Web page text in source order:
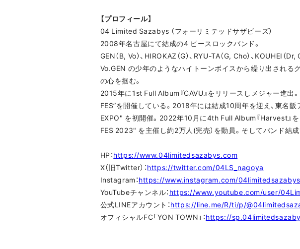
【プロフィール】
04 Limited Sazabys （フォーリミテッドサザビーズ）
2008年名古屋にて結成の4 ピースロックバンド。
GEN（B, Vo）、HIROKAZ（G）、RYU-TA（G, Cho）、KOUHEI（Dr,
Vo.GEN の少年のようなハイトーンボイスから繰り出される
の心を掴む。
2015年に1st Full Album『CAVU』をリリースしメジャー進出
FES”を開催している。2018年には結成10周年を迎え、東名
EXPO" を初開催。2022年10月に4th Full Album『Harvest
FES 2023" を主催し約2万人(完売）を動員。そしてバンド結
HP：https://www.04limitedsazabys.com
X（旧Twitter）：https://twitter.com/04LS_nagoya
Instagram：https://www.instagram.com/
YouTubeチャンネル： https://www.youtube.com/user/
公式LINEアカウント：https://line.me/R/ti/p/
オフィシャルFC「YON TOWN」：https://